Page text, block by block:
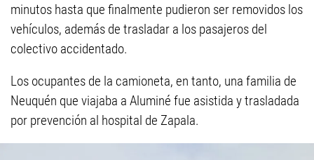
minutos hasta que finalmente pudieron ser removidos los
vehículos, además de trasladar a los pasajeros del
colectivo accidentado.
Los ocupantes de la camioneta, en tanto, una familia de
Neuquén que viajaba a Aluminé fue asistida y trasladada
por prevención al hospital de Zapala.